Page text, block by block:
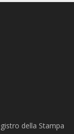
della Stampa